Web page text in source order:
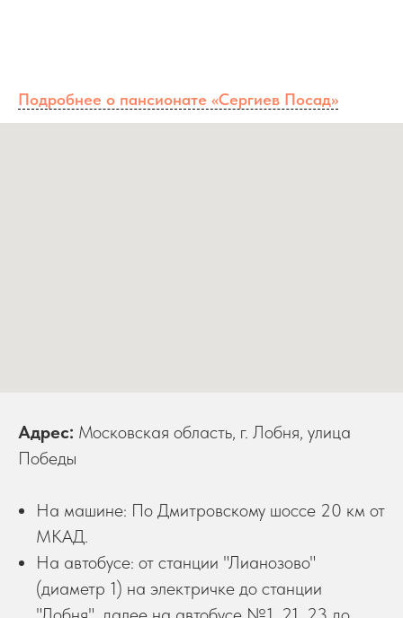
Подробнее о пансионате «Сергиев Посад»
Адрес: Московская область, г. Лобня, улица
Победы
На машине: По Дмитровскому шоссе 20 км от
МКАД.
На автобусе: от станции "Лианозово"
(диаметр 1) на электричке до станции